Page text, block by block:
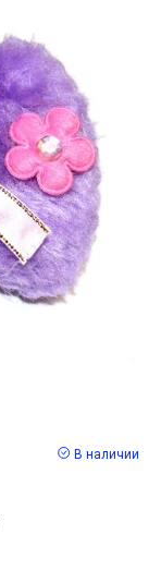
В наличии